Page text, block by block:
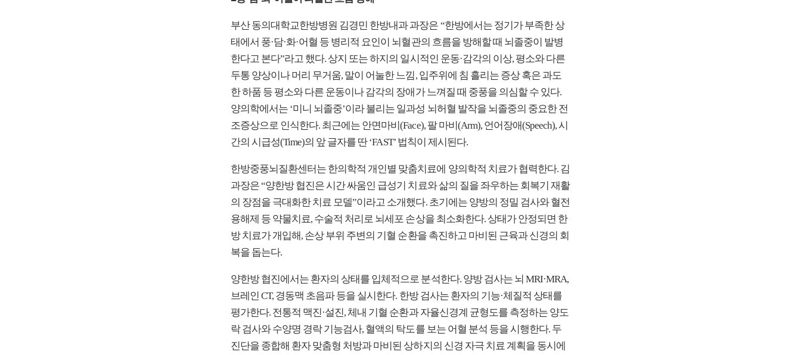
부산 동의대학교한방병원 김경민 한방내과 과장은 “한방에서는 정기가 부족한 상
태에서 풍·담·화·어혈 등 병리적 요인이 뇌혈관의 흐름을 방해할 때 뇌졸중이 발병
한다고 본다”라고 했다. 상지 또는 하지의 일시적인 운동·감각의 이상, 평소와 다른
두통 양상이나 머리 무거움, 말이 어눌한 느낌, 입주위에 침 흘리는 증상 혹은 과도
한 하품 등 평소와 다른 운동이나 감각의 장애가 느껴질 때 중풍을 의심할 수 있다.
양의학에서는 ‘미니 뇌졸중’이라 불리는 일과성 뇌허혈 발작을 뇌졸중의 중요한 전
조증상으로 인식한다. 최근에는 안면마비(Face), 팔 마비(Arm), 언어장애(Speech), 시
간의 시급성(Time)의 앞 글자를 딴 ‘FAST’ 법칙이 제시된다.
한방중풍뇌질환센터는 한의학적 개인별 맞춤치료에 양의학적 치료가 협력한다. 김
과장은 “양한방 협진은 시간 싸움인 급성기 치료와 삶의 질을 좌우하는 회복기 재활
의 장점을 극대화한 치료 모델”이라고 소개했다. 초기에는 양방의 정밀 검사와 혈전
용해제 등 약물치료, 수술적 처리로 뇌세포 손상을 최소화한다. 상태가 안정되면 한
방 치료가 개입해, 손상 부위 주변의 기혈 순환을 촉진하고 마비된 근육과 신경의 회
복을 돕는다.
양한방 협진에서는 환자의 상태를 입체적으로 분석한다. 양방 검사는 뇌 MRI·MRA,
브레인 CT, 경동맥 초음파 등을 실시한다. 한방 검사는 환자의 기능·체질적 상태를
평가한다. 전통적 맥진·설진, 체내 기혈 순환과 자율신경계 균형도를 측정하는 양도
락 검사와 수양명 경락 기능검사, 혈액의 탁도를 보는 어혈 분석 등을 시행한다. 두
진단을 종합해 환자 맞춤형 처방과 마비된 상하지의 신경 자극 치료 계획을 동시에